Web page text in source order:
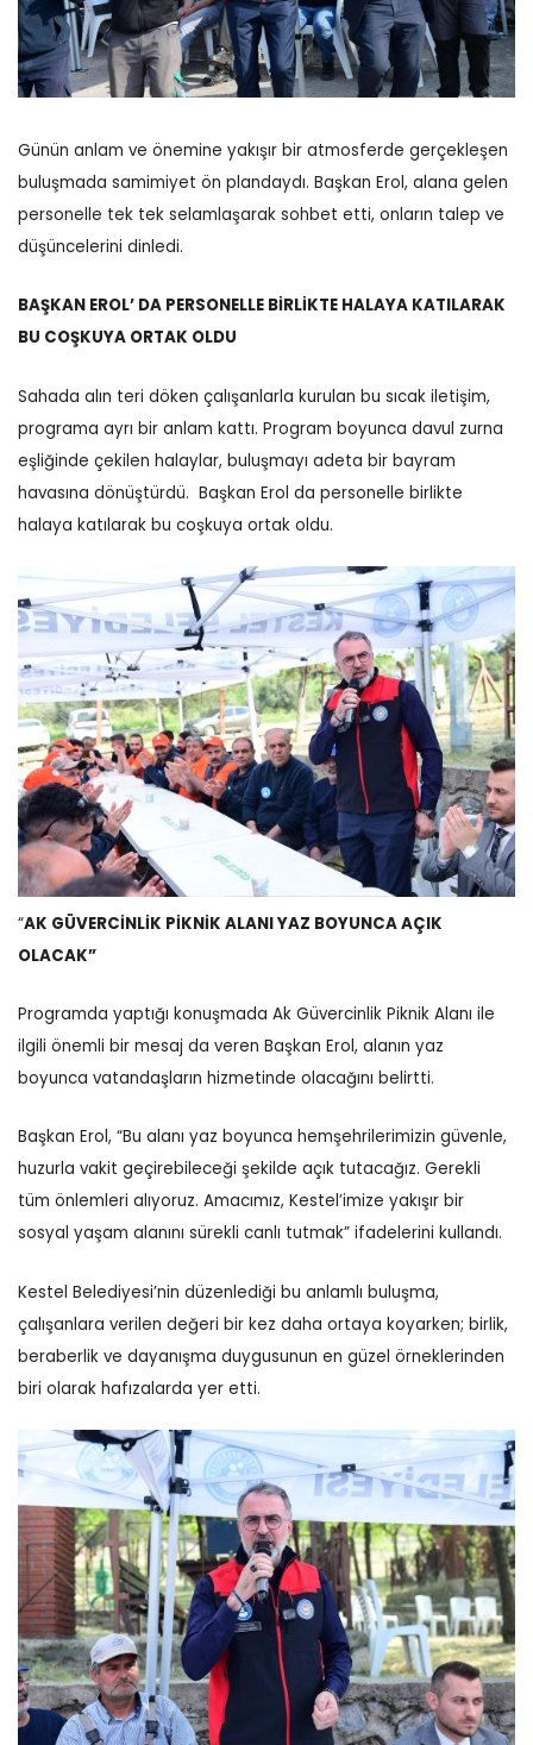
Günün anlam ve önemine yakışır bir atmosferde gerçekleşen
buluşmada samimiyet ön plandaydı. Başkan Erol, alana gelen
personelle tek tek selamlaşarak sohbet etti, onların talep ve
düşüncelerini dinledi.
BAŞKAN EROL’ DA PERSONELLE BİRLİKTE HALAYA KATILARAK
BU COŞKUYA ORTAK OLDU
Sahada alın teri döken çalışanlarla kurulan bu sıcak iletişim,
programa ayrı bir anlam kattı. Program boyunca davul zurna
eşliğinde çekilen halaylar, buluşmayı adeta bir bayram
havasına dönüştürdü. Başkan Erol da personelle birlikte
halaya katılarak bu coşkuya ortak oldu.
“AK GÜVERCİNLİK PİKNİK ALANI YAZ BOYUNCA AÇIK
OLACAK”
Programda yaptığı konuşmada Ak Güvercinlik Piknik Alanı ile
ilgili önemli bir mesaj da veren Başkan Erol, alanın yaz
boyunca vatandaşların hizmetinde olacağını belirtti.
Başkan Erol, “Bu alanı yaz boyunca hemşehrilerimizin güvenle,
huzurla vakit geçirebileceği şekilde açık tutacağız. Gerekli
tüm önlemleri alıyoruz. Amacımız, Kestel’imize yakışır bir
sosyal yaşam alanını sürekli canlı tutmak” ifadelerini kullandı.
Kestel Belediyesi’nin düzenlediği bu anlamlı buluşma,
çalışanlara verilen değeri bir kez daha ortaya koyarken; birlik,
beraberlik ve dayanışma duygusunun en güzel örneklerinden
biri olarak hafızalarda yer etti.